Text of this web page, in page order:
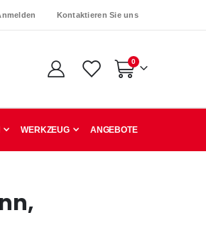
Kontaktieren Sie uns
Warenkorb
0Artikel
WERKZEUG ANGEBOTE